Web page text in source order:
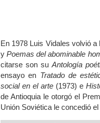
En 1978 Luis Vidales volvió
yPoemas del abominable
citarse son suAntología
ensayo en Tratado de
social en el arte (1973) e
de Antioquia le otorgó el
Unión Soviética le concedió